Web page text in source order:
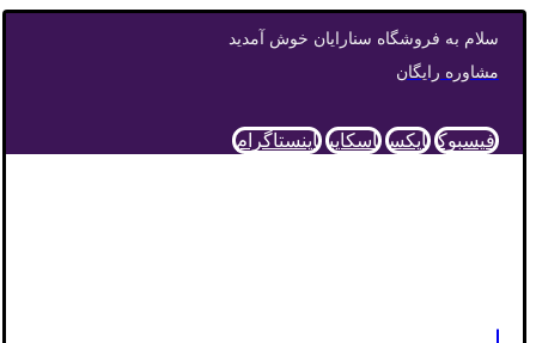
سلام به فروشگاه سنارایان خوش آمدید
مشاوره رایگان
فیسبوک ایکس اسکایپ اینستاگرام